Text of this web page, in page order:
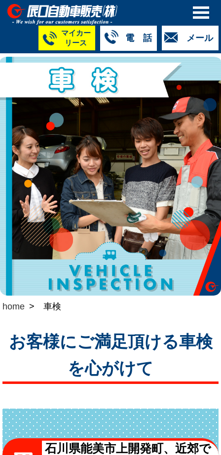
メール
電 話
本社
050-5264-
4427
白山店（マイ
カーリース）
050-5268-
TM金沢店
076-233-
2318
TM城北店
076-255-
0024
TM福井店
0776-33-
2424
TM西泉店
050-5264-
4430
マイカー
リース
home 車検
お客様にご満足頂ける車検
を心がけて
石川県能美市上開発町、近郊で